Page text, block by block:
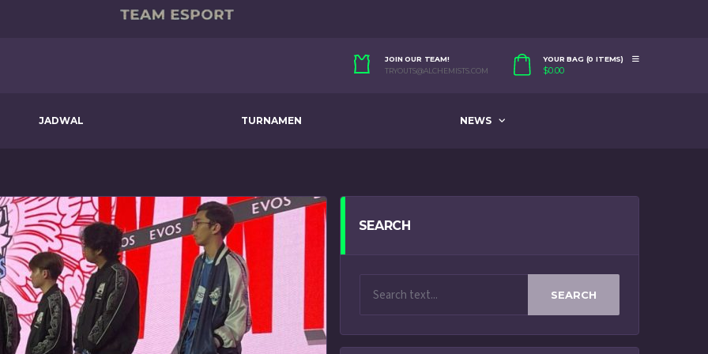
JOIN OUR TEAM!
TRYOUTS@ALCHEMISTS.COM
YOUR BAG (0 ITEMS)
$0.00
JADWAL TURNAMEN NEWS
SEARCH
SEARCH